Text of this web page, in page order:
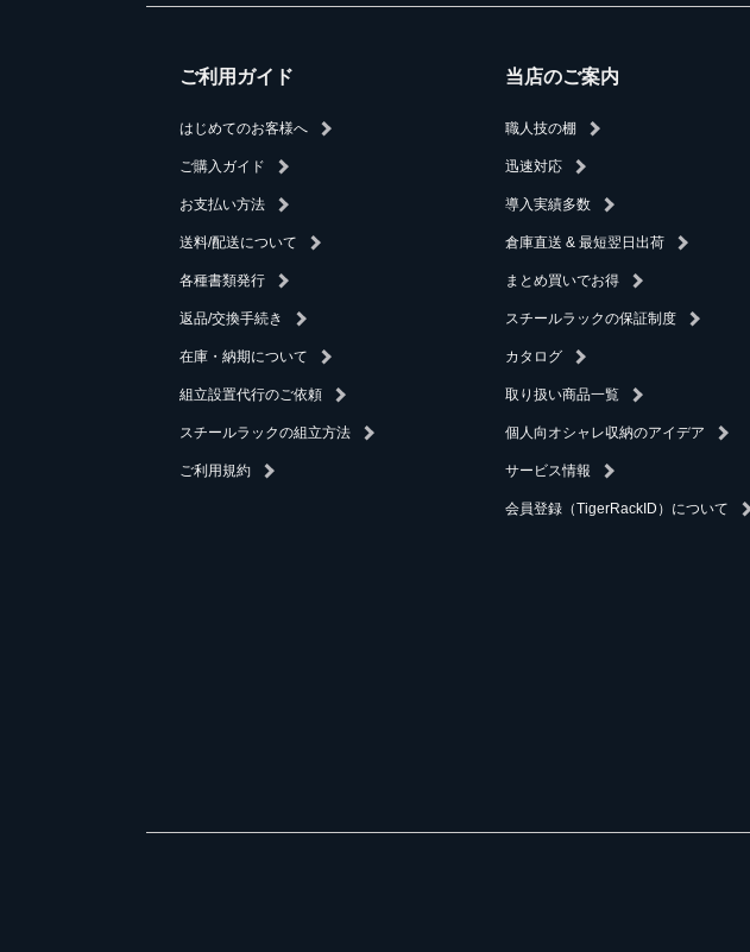
ご利用ガイド
はじめてのお客様へ
ご購入ガイド
お支払い方法
送料/配送について
各種書類発行
返品/交換手続き
在庫・納期について
組立設置代行のご依頼
スチールラックの組立方法
ご利用規約
当店のご案内
職人技の棚
迅速対応
導入実績多数
倉庫直送 & 最短翌日出荷
まとめ買いでお得
スチールラックの保証制度
カタログ
取り扱い商品一覧
個人向オシャレ収納のアイデア
サービス情報
会員登録（TigerRackID）について